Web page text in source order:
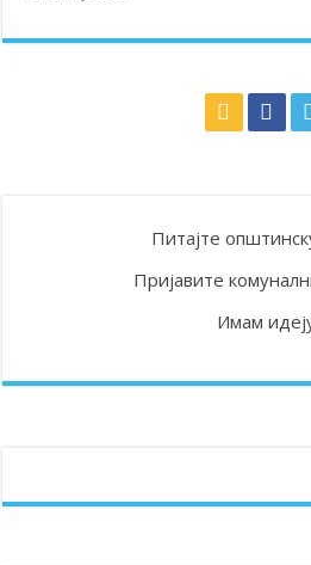
Питајте
Пријавите
Имам